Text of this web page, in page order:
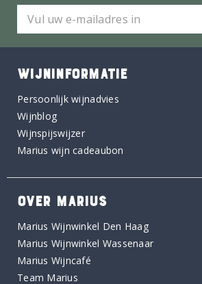
WIJNINFORMATIE
Persoonlijk wijnadvies
Wijnblog
Wijnspijswijzer
Marius wijn cadeaubon
OVER MARIUS
Marius Wijnwinkel Den Haag
Marius Wijnwinkel Wassenaar
Marius Wijncafé
Team Marius